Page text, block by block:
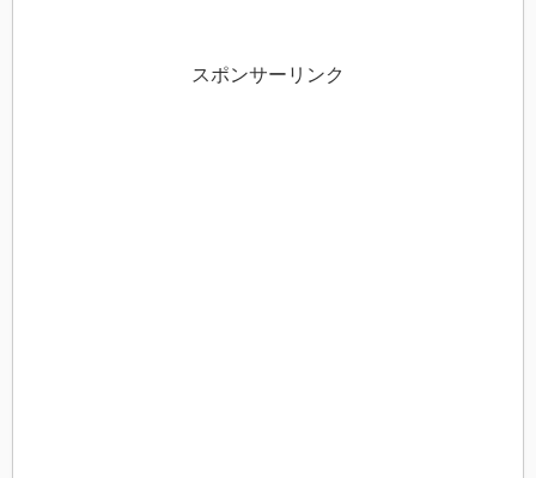
スポンサーリンク